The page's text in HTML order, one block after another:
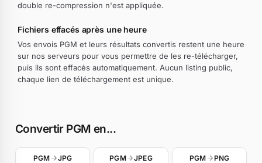
double re-compression n'est appliquée.
Fichiers effacés après une heure
Vos envois PGM et leurs résultats convertis restent une heure
sur nos serveurs pour vous permettre de les re-télécharger,
puis ils sont effacés automatiquement. Aucun listing public,
chaque lien de téléchargement est unique.
Convertir PGM en...
PGM JPG PGM JPEG PGM PNG